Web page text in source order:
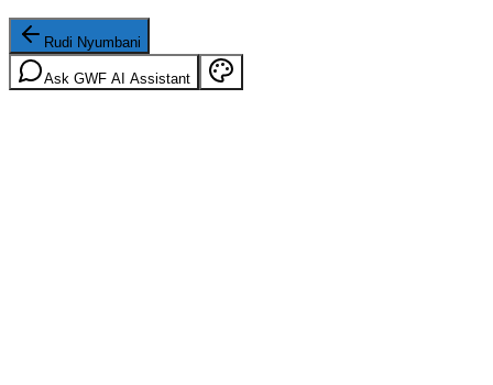
Rudi Nyumbani
Ask GWF AI Assistant